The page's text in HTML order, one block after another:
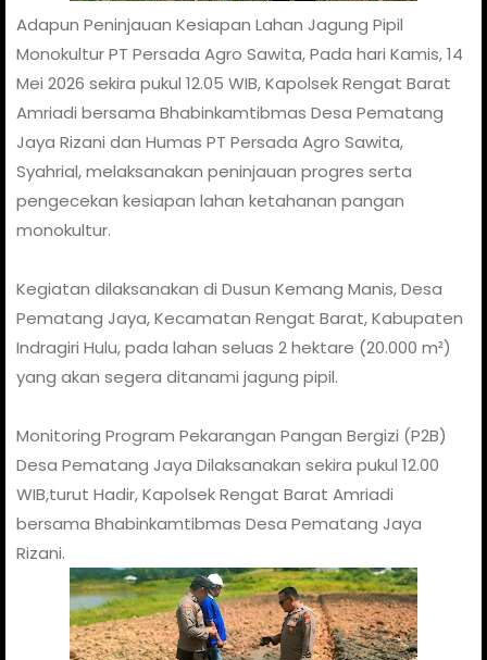
Adapun Peninjauan Kesiapan Lahan Jagung Pipil
Monokultur PT Persada Agro Sawita, Pada hari Kamis, 14
Mei 2026 sekira pukul 12.05 WIB, Kapolsek Rengat Barat
Amriadi bersama Bhabinkamtibmas Desa Pematang
Jaya Rizani dan Humas PT Persada Agro Sawita,
Syahrial, melaksanakan peninjauan progres serta
pengecekan kesiapan lahan ketahanan pangan
monokultur.
Kegiatan dilaksanakan di Dusun Kemang Manis, Desa
Pematang Jaya, Kecamatan Rengat Barat, Kabupaten
Indragiri Hulu, pada lahan seluas 2 hektare (20.000 m²)
yang akan segera ditanami jagung pipil.
Monitoring Program Pekarangan Pangan Bergizi (P2B)
Desa Pematang Jaya Dilaksanakan sekira pukul 12.00
WIB,turut Hadir, Kapolsek Rengat Barat Amriadi
bersama Bhabinkamtibmas Desa Pematang Jaya
Rizani.